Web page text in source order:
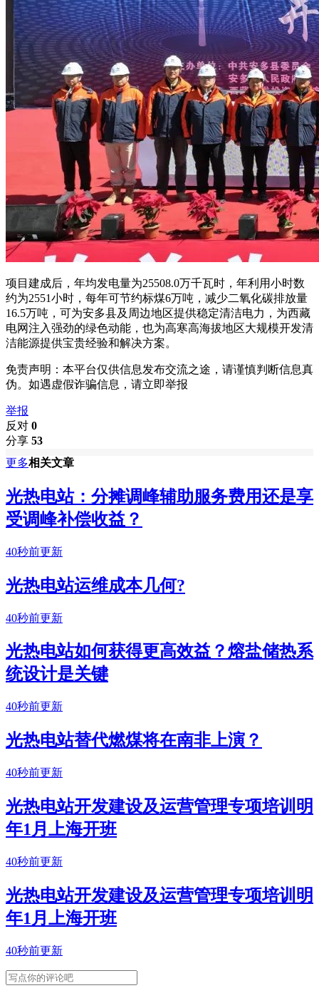
项目建成后，年均发电量为25508.0万千瓦时，年利用小时数
约为2551小时，每年可节约标煤6万吨，减少二氧化碳排放量
16.5万吨，可为安多县及周边地区提供稳定清洁电力，为西藏
电网注入强劲的绿色动能，也为高寒高海拔地区大规模开发清
洁能源提供宝贵经验和解决方案。
免责声明：本平台仅供信息发布交流之途，请谨慎判断信息真
伪。如遇虚假诈骗信息，请立即举报
举报
反对 0
分享 53
更多相关文章
光热电站：分摊调峰辅助服务费用还是享
受调峰补偿收益？
40秒前更新
光热电站运维成本几何?
40秒前更新
光热电站如何获得更高效益？熔盐储热系
统设计是关键
40秒前更新
光热电站替代燃煤将在南非上演？
40秒前更新
光热电站开发建设及运营管理专项培训明
年1月上海开班
40秒前更新
光热电站开发建设及运营管理专项培训明
年1月上海开班
40秒前更新